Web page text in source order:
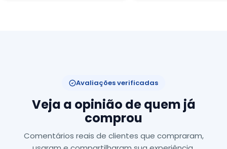
Avaliações verificadas
Veja a opinião de quem já
comprou
Comentários reais de clientes que compraram,